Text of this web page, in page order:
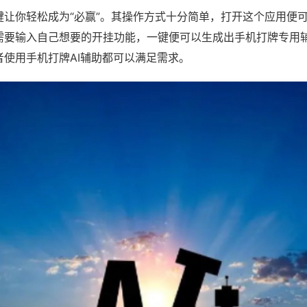
你轻松成为“必赢”。其操作方式十分简单，打开这个应用便
输入自己想要的开挂功能，一键便可以生成出手机打牌专用
用手机打牌AI辅助都可以满足需求。